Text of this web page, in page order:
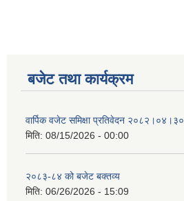
बजेट तथा कार्यक्रम
वार्पिक वजेट समिक्षा प्रतिवेदन २०८२।०४।३०
मिति: 08/15/2026 - 00:00
२०८३-८४ को बजेट बक्तव्य
मिति: 06/26/2026 - 15:09